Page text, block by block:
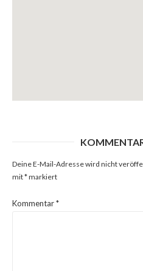
Deine E-Mail-Adresse wird nicht
mit*markiert
Kommentar*